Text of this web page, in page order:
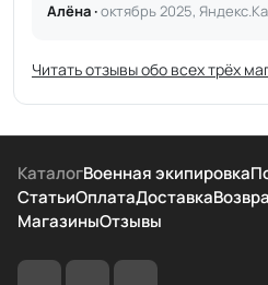
Алёна ·октябрь 2025,
Читать отзывы обо всех трёх
КаталогВоенная экипировка
СтатьиОплатаДоставка
МагазиныОтзывы